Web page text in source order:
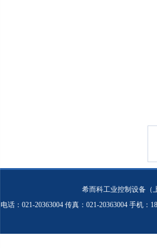
希而科工业控制设备（
电话：021-20363004 传真：021-20363004 手机：